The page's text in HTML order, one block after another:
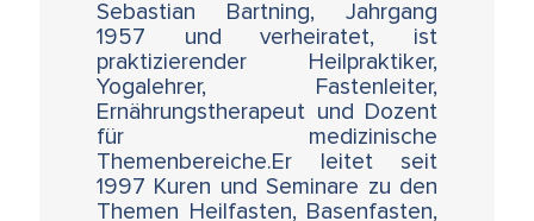
Sebastian Bartning, Jahrgang
1957 und verheiratet, ist
praktizierender Heilpraktiker,
Yogalehrer, Fastenleiter,
Ernährungstherapeut und Dozent
für medizinische
Themenbereiche.Er leitet seit
1997 Kuren und Seminare zu den
Themen Heilfasten, Basenfasten,